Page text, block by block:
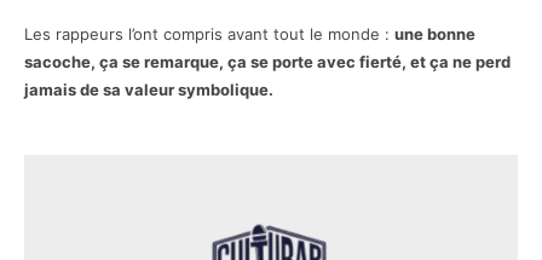
Les rappeurs l’ont compris avant tout le monde : une bonne
sacoche, ça se remarque, ça se porte avec fierté, et ça ne perd
jamais de sa valeur symbolique.